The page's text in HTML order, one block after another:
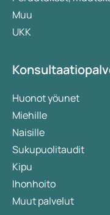
silmät ja kaula
(verenpaineen
voi esiintyä.
Auringonallergia
tarvitse olla
kutisevan ihon
esiintyy
Tietyt lääkkeet
Muu
UKK
Huonot yöunet
Miehille
Naisille
Sukupuolitaudit
Kipu
Ihonhoito
Muut palvelut